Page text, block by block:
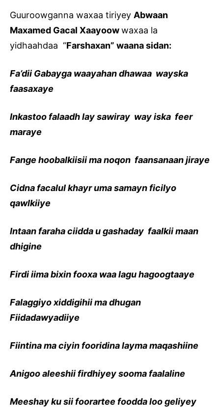
Guuroowganna waxaa tiriyey Abwaan
Maxamed Gacal Xaayoowwaxaa la
yidhaahdaa “Farshaxan” waana sidan:
Fa’dii Gabayga waayahan dhawaa wayska
faasaxaye
Inkastoo falaadh lay sawiray way iska feer
maraye
Fange hoobalkiisii ma noqon faansanaan jiraye
Cidna facalul khayr uma samayn ficilyo
qawlkiiye
Intaan faraha ciidda u gashaday faalkii maan
dhigine
Firdi iima bixin fooxa waa lagu hagoogtaaye
Falaggiyo xiddigihii ma dhugan
Fiidadawyadiiye
Fiintina ma ciyin fooridina layma maqashiine
Anigoo aleeshii firdhiyey sooma faalaline
Meeshay ku sii foorartee foodda loo geliyey